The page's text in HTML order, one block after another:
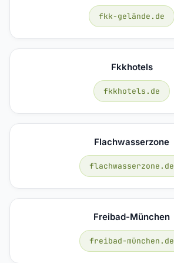
fkk-gelände.de
Fkkhotels
fkkhotels.de
Flachwasserzone
flachwasserzone.de
Freibad-München
freibad-münchen.de